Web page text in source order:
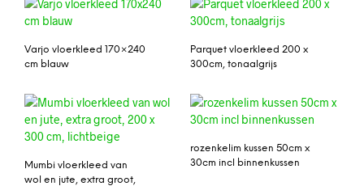
Varjo vloerkleed 170×240
cm blauw
Parquet vloerkleed 200 x
300cm, tonaalgrijs
Mumbi vloerkleed van
wol en jute, extra groot,
rozenkelim kussen 50cm x
30cm incl binnenkussen